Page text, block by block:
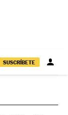
SUSCRÍBETE